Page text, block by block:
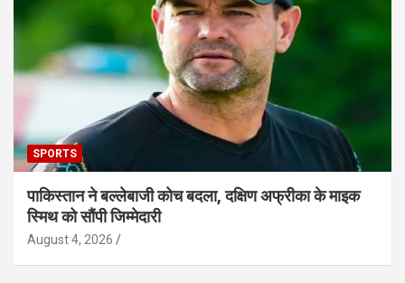
SPORTS
पाकिस्तान ने बल्लेबाजी कोच बदला, दक्षिण अफ्रीका के माइक
स्मिथ को सौंपी जिम्मेदारी
August 4, 2026